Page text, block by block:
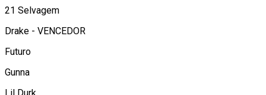
21 Selvagem
Drake - VENCEDOR
Futuro
Gunna